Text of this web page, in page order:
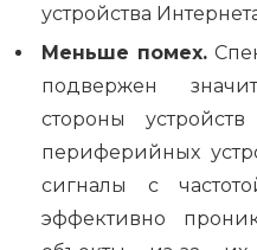
устройства
Меньше помех.
подвержен
стороны
периферийных
сигналы с
эффективно